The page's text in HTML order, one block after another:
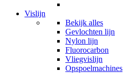
Vislijn
Bekijk alles
Gevlochten lijn
Nylon lijn
Fluorocarbon
Vliegvislijn
Opspoelmachines